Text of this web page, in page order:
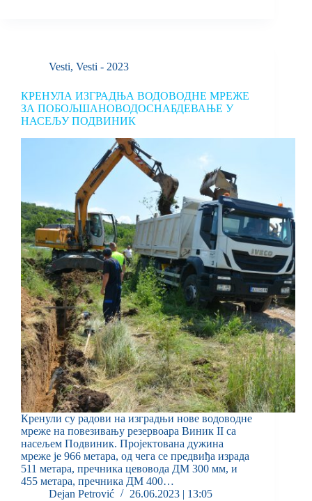
Vesti, Vesti - 2023
КРЕНУЛА ИЗГРАДЊА ВОДОВОДНЕ МРЕЖЕ
ЗА ПОБОЉШАНОВОДОСНАБДЕВАЊЕ У
НАСЕЉУ ПОДВИНИК
Кренули су радови на изградњи нове водоводне
мреже на повезивању резервоара Виник II са
насељем Подвиник. Пројектована дужина
мреже је 966 метара, од чега се предвиђа израда
511 метара, пречника цевовода ДМ 300 мм, и
455 метара, пречника ДМ 400…
Dejan Petrović
26.06.2023 | 13:05